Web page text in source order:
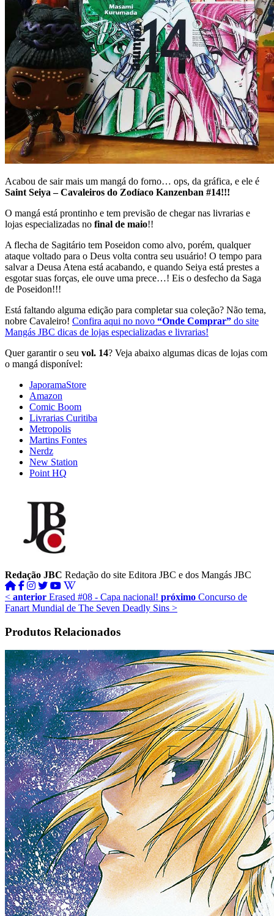
Acabou de sair mais um mangá do forno… ops, da gráfica, e ele é
Saint Seiya – Cavaleiros do Zodíaco Kanzenban #14!!!
O mangá está prontinho e tem previsão de chegar nas livrarias e
lojas especializadas no final de maio!!
A flecha de Sagitário tem Poseidon como alvo, porém, qualquer
ataque voltado para o Deus volta contra seu usuário! O tempo para
salvar a Deusa Atena está acabando, e quando Seiya está prestes a
esgotar suas forças, ele ouve uma prece…! Eis o desfecho da Saga
de Poseidon!!!
Está faltando alguma edição para completar sua coleção? Não tema,
nobre Cavaleiro! Confira aqui no novo “Onde Comprar” do site
Mangás JBC dicas de lojas especializadas e livrarias!
Quer garantir o seu vol. 14? Veja abaixo algumas dicas de lojas com
o mangá disponível:
JaporamaStore
Amazon
Comic Boom
Livrarias Curitiba
Metropolis
Martins Fontes
Nerdz
New Station
Point HQ
Redação JBC Redação do site Editora JBC e dos Mangás JBC
< anterior Erased #08 - Capa nacional! próximo Concurso de
Fanart Mundial de The Seven Deadly Sins >
Produtos Relacionados